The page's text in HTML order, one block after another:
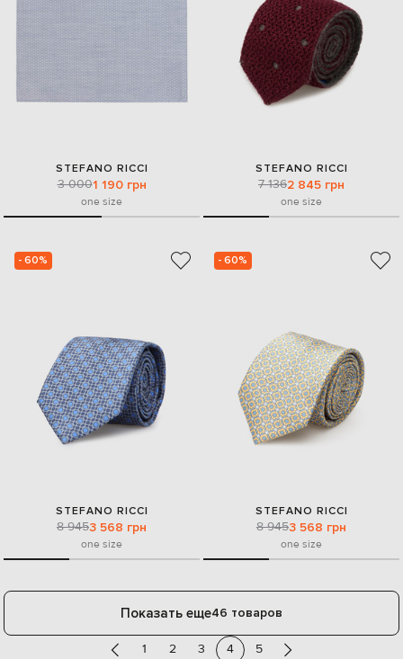
STEFANO RICCI
3 0001 190 грн
one size
STEFANO RICCI
7 1362 845 грн
one size
- 60%
STEFANO RICCI
8 9453 568 грн
one size
- 60%
STEFANO RICCI
8 9453 568 грн
one size
Показать еще46 товаров
1 2 3 4 5